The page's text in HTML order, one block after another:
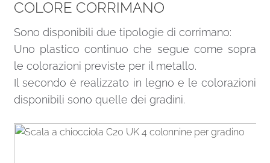
COLORE CORRIMANO
Sono disponibili due tipologie di corrimano:
Uno plastico continuo che segue come sopra
le colorazioni previste per il metallo.
Il secondo è realizzato in legno e le colorazioni
disponibili sono quelle dei gradini.